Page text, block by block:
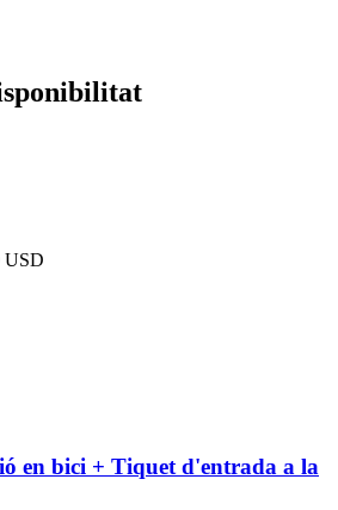
USD
en bici + Tiquet d'entrada a la